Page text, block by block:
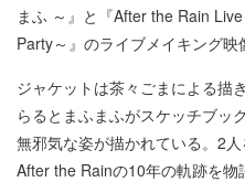
まふ ～』と『After the Rain
Party～』のライブメイキング映
ジャケットは茶々ごまによる描
らるとまふまふがスケッチブッ
無邪気な姿が描かれている。2
After the Rainの10年の軌跡を